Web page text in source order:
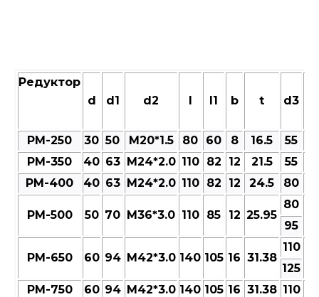
Редуктор
d
d1 d2 l l1 b t d3
РМ-250 30 50 M20*1.5 80 60 8 16.5 55
РМ-350
40 63 M24*2.0 110 82 12 21.5 55
РМ-400
40 63 M24*2.0 110 82 12 24.5 80
РМ-500 50 70 M36*3.0 110 85 12 25.95
80
95
РМ-650 60 94 M42*3.0 140 105 16 31.38
110
125
РМ-750
60 94 M42*3.0 140 105 16 31.38 110